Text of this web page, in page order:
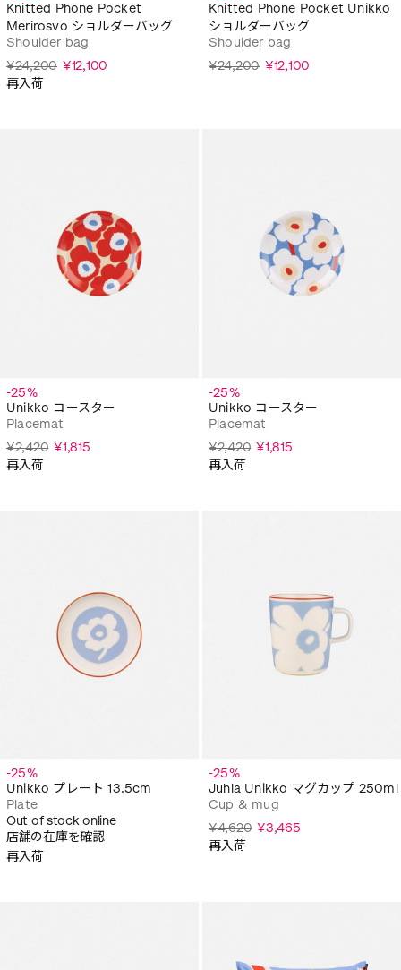
Knitted Phone Pocket
Merirosvo ショルダーバッグ
Shoulder bag
¥24,200 ¥12,100
再入荷
Knitted Phone Pocket Unikko
ショルダーバッグ
Shoulder bag
¥24,200 ¥12,100
-25%
Unikko コースター
Placemat
¥2,420 ¥1,815
再入荷
-25%
Unikko コースター
Placemat
¥2,420 ¥1,815
再入荷
-25%
Unikko プレート 13.5cm
Plate
Out of stock online
店舗の在庫を確認
再入荷
-25%
Juhla Unikko マグカップ 250ml
Cup & mug
¥4,620 ¥3,465
再入荷